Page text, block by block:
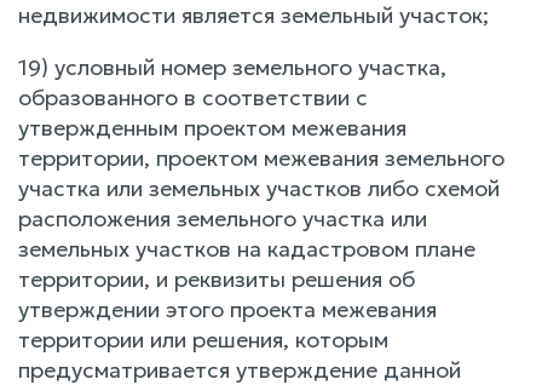
недвижимости является земельный участок;
19) условный номер земельного участка,
образованного в соответствии с
утвержденным проектом межевания
территории, проектом межевания земельного
участка или земельных участков либо схемой
расположения земельного участка или
земельных участков на кадастровом плане
территории, и реквизиты решения об
утверждении этого проекта межевания
территории или решения, которым
предусматривается утверждение данной